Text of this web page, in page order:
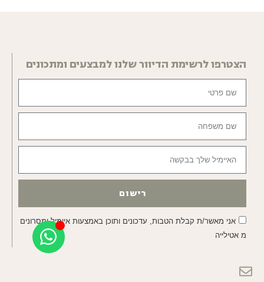
הצטרפו לרשימת הדיוור שלנו למבצעים ומתכונים
אני מאשר/ת קבלת הטבות, עדכונים ותוכן באמצעות איימיל ומסרונים
מ אטילייה
רישום